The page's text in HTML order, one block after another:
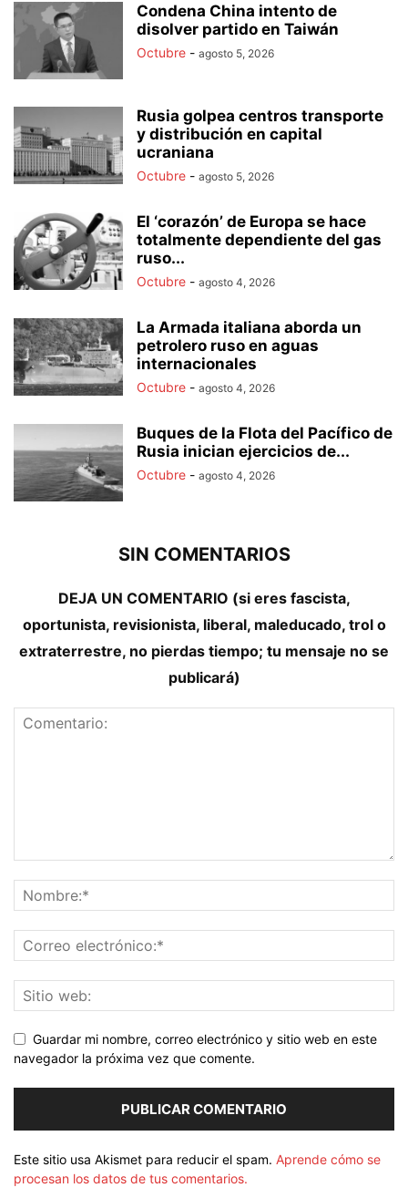
Condena China intento de
disolver partido en Taiwán
Octubre - agosto 5, 2026
Rusia golpea centros transporte
y distribución en capital
ucraniana
Octubre - agosto 5, 2026
El ‘corazón’ de Europa se hace
totalmente dependiente del gas
ruso...
Octubre - agosto 4, 2026
La Armada italiana aborda un
petrolero ruso en aguas
internacionales
Octubre - agosto 4, 2026
Buques de la Flota del Pacífico de
Rusia inician ejercicios de...
Octubre - agosto 4, 2026
SIN COMENTARIOS
DEJA UN COMENTARIO (si eres fascista,
oportunista, revisionista, liberal, maleducado, trol o
extraterrestre, no pierdas tiempo; tu mensaje no se
publicará)
Guardar mi nombre, correo electrónico y sitio web en este
navegador la próxima vez que comente.
Este sitio usa Akismet para reducir el spam. Aprende cómo se
procesan los datos de tus comentarios.